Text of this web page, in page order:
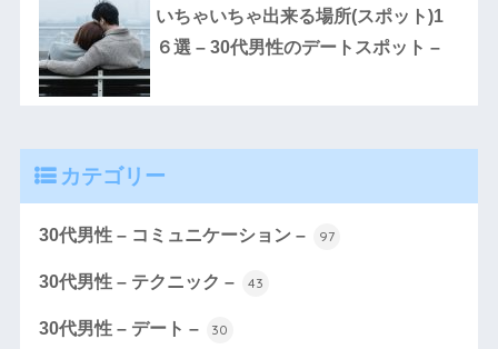
いちゃいちゃ出来る場所(スポット)1
６選 – 30代男性のデートスポット –
カテゴリー
30代男性 – コミュニケーション – 97
30代男性 – テクニック – 43
30代男性 – デート – 30